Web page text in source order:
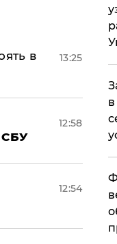
в
13:25
СБУ
12:58
12:54